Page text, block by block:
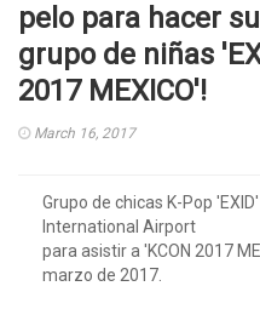
pelo para hacer
grupo de niñas
2017 MEXICO'!
March 16, 2017
Grupo de chicas K-Pop
International Airport
para asistir a 'KCON 2017
marzo de 2017.